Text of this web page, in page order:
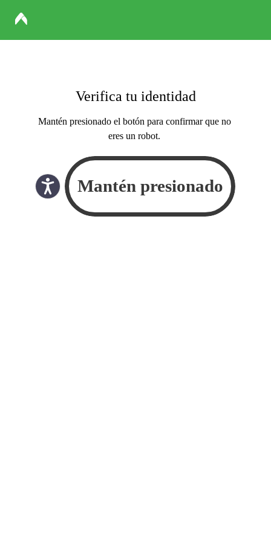
Verifica tu identidad
Mantén presionado el botón para confirmar que no
eres un robot.